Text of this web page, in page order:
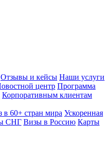
Отзывы и кейсы Наши услуги
центр Программа
Корпоративным клиентам
60+ стран мира Ускоренная
СНГ Визы в Россию Карты